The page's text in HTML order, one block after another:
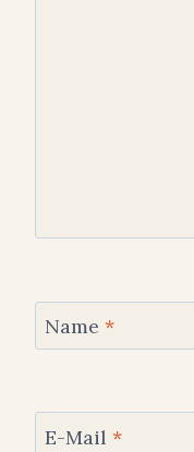
Name *
E-Mail *